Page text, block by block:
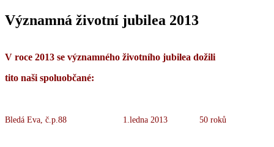
Významná životní jubilea 2013
V roce 2013 se významného životního jubilea dožili
tito naši spoluobčané:
Bledá Eva, č.p.88 1.ledna 2013 50 roků